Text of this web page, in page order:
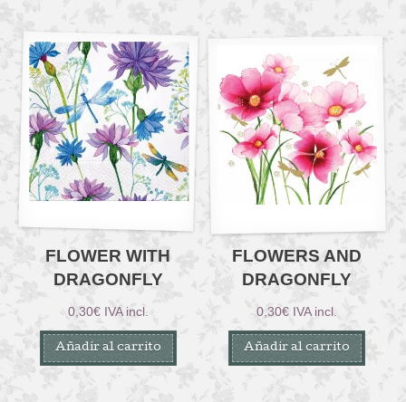
FLOWER WITH
DRAGONFLY
0,30€ IVA incl.
Añadir al carrito
FLOWERS AND
DRAGONFLY
0,30€ IVA incl.
Añadir al carrito